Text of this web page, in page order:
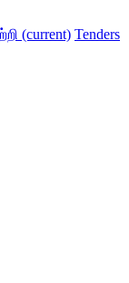
(current) Tenders